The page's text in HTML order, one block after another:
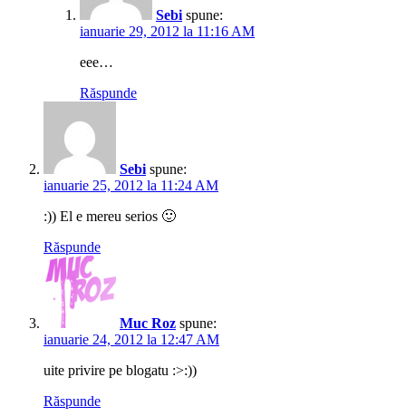
Sebi spune:
ianuarie 29, 2012 la 11:16 AM
eee…
Răspunde
Sebi spune:
ianuarie 25, 2012 la 11:24 AM
:)) El e mereu serios 🙂
Răspunde
Muc Roz spune:
ianuarie 24, 2012 la 12:47 AM
uite privire pe blogatu :>:))
Răspunde